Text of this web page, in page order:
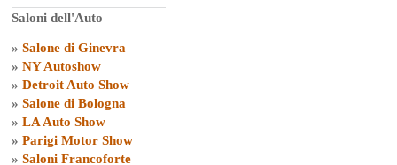
Saloni dell'Auto
» Salone di Ginevra
» NY Autoshow
» Detroit Auto Show
» Salone di Bologna
» LA Auto Show
» Parigi Motor Show
» Saloni Francoforte